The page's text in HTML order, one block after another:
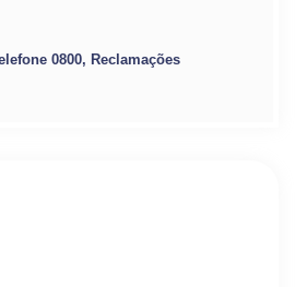
0800, Reclamações